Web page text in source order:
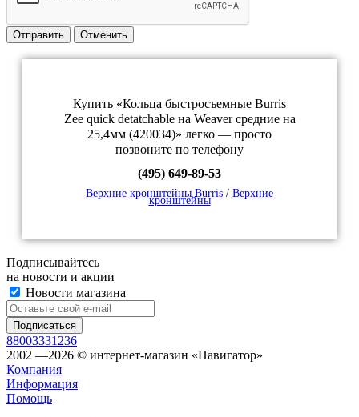
Отправить Отменить
Купить «Кольца быстросъемные Burris
Zee quick detatchable на Weaver средние на
25,4мм (420034)» легко — просто
позвоните по телефону
(495) 649-89-53
Верхние кронштейны Burris / Верхние
кронштейны
Подписывайтесь
на новости и акции
Новости магазина
88003331236
2002 —2026 © интернет-магазин «Навигатор»
Компания
Информация
Помощь